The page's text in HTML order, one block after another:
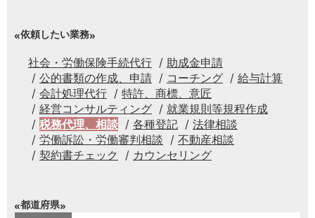
依頼したい業務
社会・労働保険手続代行
助成金申請
公的書類の作成、申請
コーチング
給与計算
会計処理代行
特許、商標、意匠
経営コンサルティング
就業規則等規程作成
税務代理、相談
各種登記
法律相談
労働訴訟・労働審判相談
不動産相談
契約書チェック
カウンセリング
都道府県